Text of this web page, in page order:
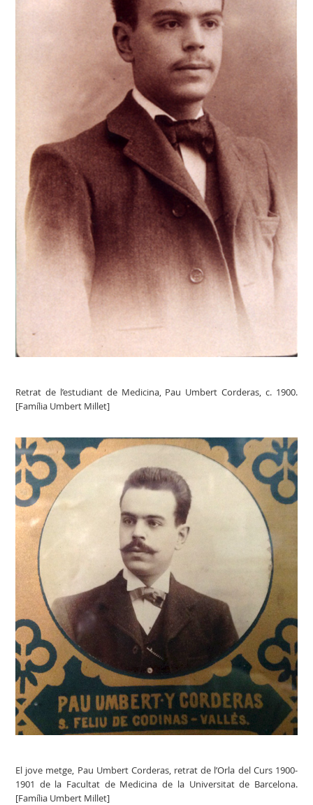
Retrat de l’estudiant de Medicina, Pau Umbert Corderas, c. 1900.
[Família Umbert Millet]
El jove metge, Pau Umbert Corderas, retrat de l’Orla del Curs 1900-
1901 de la Facultat de Medicina de la Universitat de Barcelona.
[Família Umbert Millet]